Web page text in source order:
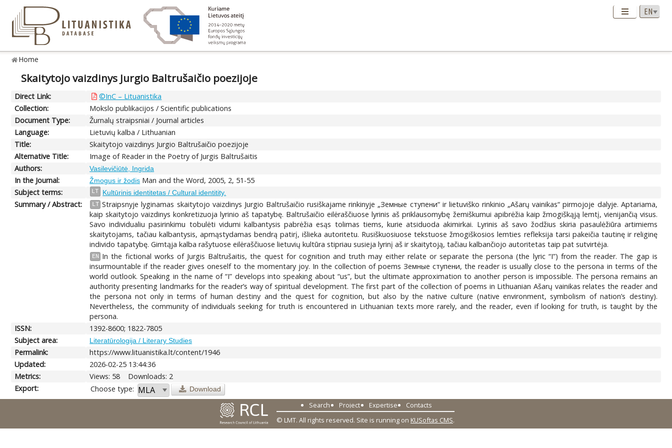
Home
Skaitytojo vaizdinys Jurgio Baltrušaičio poezijoje
Direct Link:
©InC – Lituanistika
Collection:
Mokslo publikacijos / Scientific publications
Document Type:
Žurnalų straipsniai / Journal articles
Language:
Lietuvių kalba / Lithuanian
Title:
Skaitytojo vaizdinys Jurgio Baltrušaičio poezijoje
Alternative Title:
Image of Reader in the Poetry of Jurgis Baltrušaitis
Authors:
Vasilevičiūtė, Ingrida
In the Journal: Žmogus ir žodis Man and the Word, 2005, 2, 51-55
Subject terms:
LT Kultūrinis identitetas / Cultural identitity.
Summary / Abstract: LT Straipsnyje lyginamas skaitytojo vaizdinys Jurgio Baltrušaičio rusiškajame rinkinyje „Земные ступени“ ir lietuviško rinkinio „Ašarų vainikas“ pirmojoje dalyje. Aptariama,
kaip skaitytojo vaizdinys konkretizuoja lyrinio aš tapatybę. Baltrušaičio eilėraščiuose lyrinis aš priklausomybę žemiškumui apibrėžia kaip žmogiškąją lemtį, vienijančią visus.
Savo individualiu pasirinkimu tobulėti vidumi kalbantysis pabrėžia esąs tolimas tiems, kurie atsiduoda akimirkai. Lyrinis aš savo žodžius skiria pasaulėžiūra artimiems
skaitytojams, tačiau kalbantysis, apmąstydamas bendrą patirį, išlieka autoritetu. Rusiškuosiuose tekstuose žmogiškosios lemties refleksija tarsi pakeičia tautinę ir religinę
individo tapatybę. Gimtąja kalba rašytuose eilėraščiuose lietuvių kultūra stipriau susieja lyrinį aš ir skaitytoją, tačiau kalbančiojo autoritetas taip pat sutvirtėja.
EN
In the fictional works of Jurgis Baltrušaitis, the quest for cognition and truth may either relate or separate the persona (the lyric “I”) from the reader. The gap is
insurmountable if the reader gives oneself to the momentary joy. In the collection of poems Земные ступени, the reader is usually close to the persona in terms of the
world outlook. Speaking in the name of “I” develops into speaking about “us”, but the ultimate approximation to another person is impossible. The persona remains an
authority presenting landmarks for the reader’s way of spiritual development. The first part of the collection of poems in Lithuanian Ašarų vainikas relates the reader and
the persona not only in terms of human destiny and the quest for cognition, but also by the native culture (native environment, symbolism of nation’s destiny).
Nevertheless, the community of individuals seeking for truth is encountered in Lithuanian texts more rarely, and the reader, even if looking for truth, is taught by the
persona.
ISSN:
1392-8600; 1822-7805
Subject area:
Literatūrologija / Literary Studies
Permalink:
https://www.lituanistika.lt/content/1946
Updated:
2026-02-25 13:44:36
Metrics:
Views: 58
Downloads: 2
Export:
Choose type: Download
Search Project Expertise
Contacts
© LMT. All rights reserved. Site is running on KUSoftas CMS.